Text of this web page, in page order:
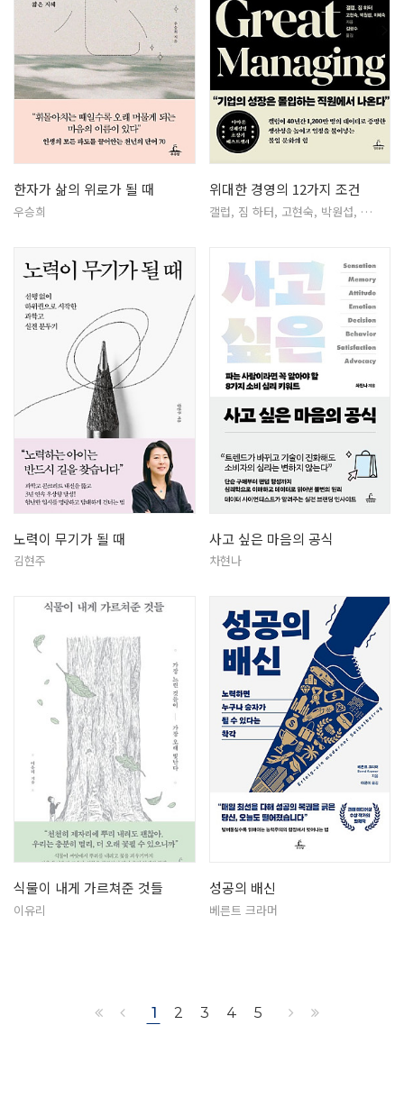
한자가 삶의 위로가 될 때
우승희
위대한 경영의 12가지 조건
갤럽, 짐 하터, 고현숙, 박원섭, …
노력이 무기가 될 때
김현주
사고 싶은 마음의 공식
차현나
식물이 내게 가르쳐준 것들
이유리
성공의 배신
베른트 크라머
1 2 3 4 5